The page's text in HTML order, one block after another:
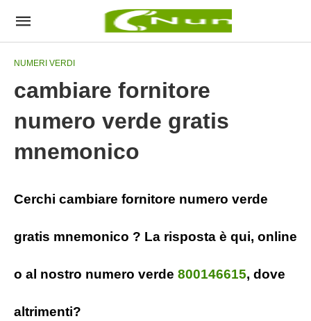
NUMERI VERDI
cambiare fornitore
numero verde gratis
mnemonico
Cerchi cambiare fornitore numero verde
gratis mnemonico ? La risposta è qui, online
o al nostro numero verde 800146615, dove
altrimenti?